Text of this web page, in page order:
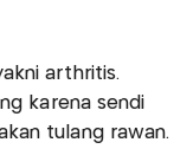
arthritis.
karena sendi
tulang rawan.